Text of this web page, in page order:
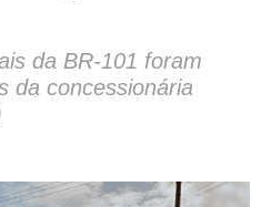
da BR-101 foram
da concessionária